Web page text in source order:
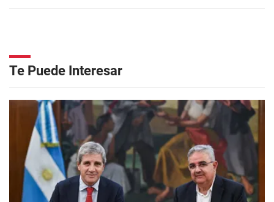
Te Puede Interesar